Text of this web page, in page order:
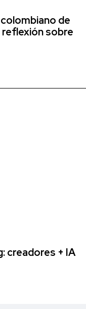
colombiano de
reflexión sobre
creadores + IA